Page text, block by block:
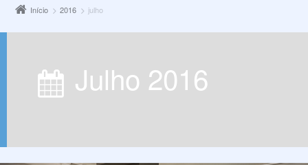
Início 2016 julho
julho 2016